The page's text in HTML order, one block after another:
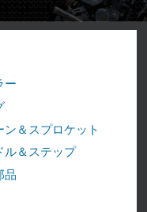
ー
ン＆スプロケット
ル＆ステップ
品